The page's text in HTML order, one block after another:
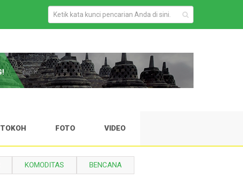
TOKOH FOTO VIDEO
KOMODITAS BENCANA